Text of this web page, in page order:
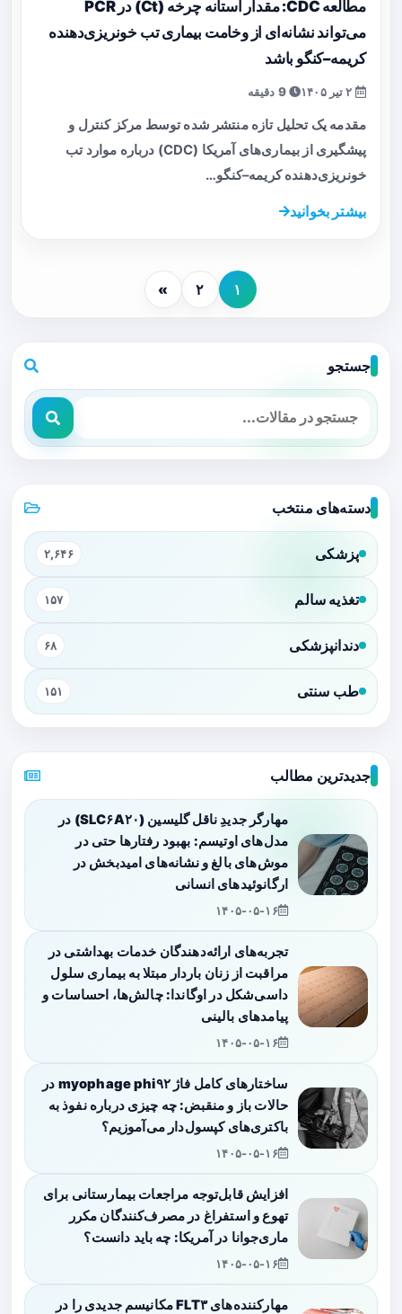
مطالعه CDC: مقدار آستانه چرخه (Ct) در PCR
می‌تواند نشانه‌ای از وخامت بیماری تب خونریزی‌دهنده
کریمه–کنگو باشد
9 دقیقه
مقدمه یک تحلیل تازه منتشر شده توسط مرکز کنترل و
پیشگیری از بیماری‌های آمریکا (CDC) درباره موارد تب
خونریزی‌دهنده کریمه–کنگو…
بیشتر بخوانید
۱ ۲ »
جستجو
دسته‌های منتخب
پزشکی ۲,۶۴۶
تغذیه سالم ۱۵۷
دندانپزشکی ۶۸
طب سنتی ۱۵۱
جدیدترین مطالب
مهارگر جدیدِ ناقل گلیسین (SLC۶A۲۰) در
مدل‌های اوتیسم: بهبود رفتارها حتی در
موش‌های بالغ و نشانه‌های امیدبخش در
ارگانوئیدهای انسانی
۱۴۰۵-۰۵-۱۶
تجربه‌های ارائه‌دهندگان خدمات بهداشتی در
مراقبت از زنان باردار مبتلا به بیماری سلول
داسی‌شکل در اوگاندا: چالش‌ها، احساسات و
پیامدهای بالینی
۱۴۰۵-۰۵-۱۶
ساختارهای کامل فاژ myophage phi۹۲ در
حالات باز و منقبض: چه چیزی درباره نفوذ به
باکتری‌های کپسول‌دار می‌آموزیم؟
۱۴۰۵-۰۵-۱۶
افزایش قابل‌توجه مراجعات بیمارستانی برای
تهوع و استفراغ در مصرف‌کنندگان مکرر
ماری‌جوانا در آمریکا: چه باید دانست؟
۱۴۰۵-۰۵-۱۶
مهارکننده‌های FLT۳ مکانیسم جدیدی را در